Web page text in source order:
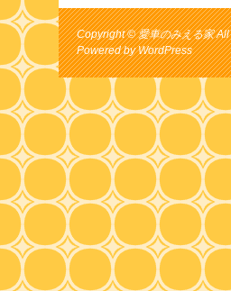
Copyright © 愛車のみえる家
Powered byWordPress